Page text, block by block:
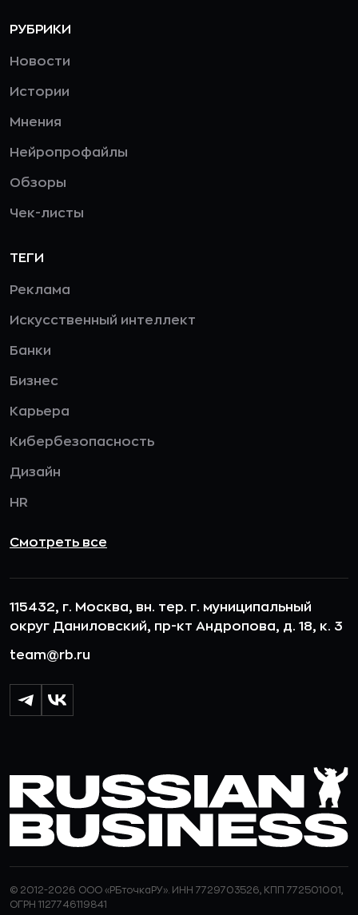
РУБРИКИ
Новости
Истории
Мнения
Нейропрофайлы
Обзоры
Чек-листы
ТЕГИ
Реклама
Искусственный интеллект
Банки
Бизнес
Карьера
Кибербезопасность
Дизайн
HR
Смотреть все
115432, г. Москва, вн. тер. г. муниципальный
округ Даниловский, пр-кт Андропова, д. 18, к. 3
team@rb.ru
© 2012-2026 ООО «РБточкаРУ». ИНН 7729703526, КПП 772501001,
ОГРН 1127746119841